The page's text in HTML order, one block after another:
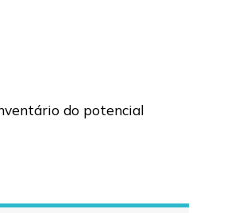
do potencial